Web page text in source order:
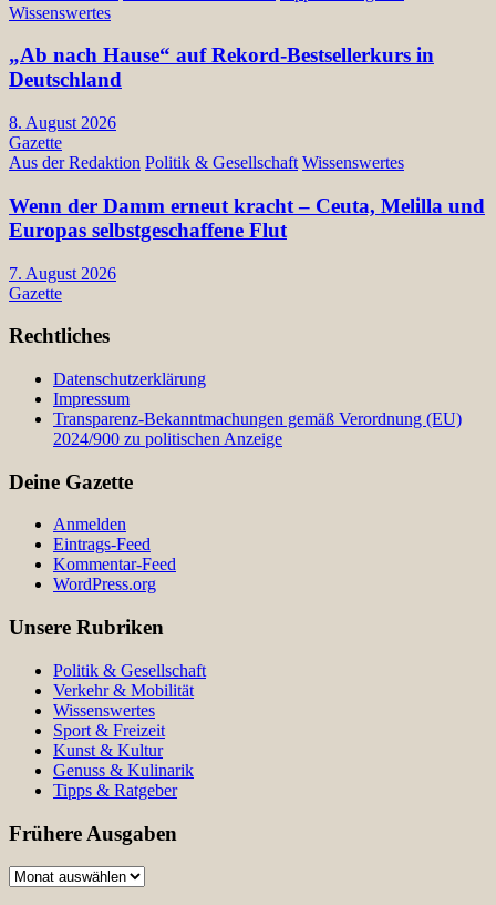
Wissenswertes
„Ab nach Hause“ auf Rekord-Bestsellerkurs in
Deutschland
8. August 2026
Gazette
Aus der Redaktion Politik & Gesellschaft Wissenswertes
Wenn der Damm erneut kracht – Ceuta, Melilla und
Europas selbstgeschaffene Flut
7. August 2026
Gazette
Rechtliches
Datenschutzerklärung
Impressum
Transparenz-Bekanntmachungen gemäß Verordnung (EU)
2024/900 zu politischen Anzeige
Deine Gazette
Anmelden
Eintrags-Feed
Kommentar-Feed
WordPress.org
Unsere Rubriken
Politik & Gesellschaft
Verkehr & Mobilität
Wissenswertes
Sport & Freizeit
Kunst & Kultur
Genuss & Kulinarik
Tipps & Ratgeber
Frühere Ausgaben
Frühere